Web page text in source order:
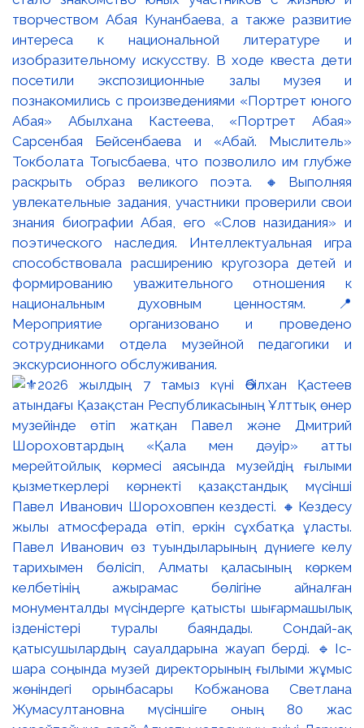
творчеством Абая Кунанбаева, а также развитие
интереса к национальной литературе и
изобразительному искусству. В ходе квеста дети
посетили экспозиционные залы музея и
познакомились с произведениями «Портрет юного
Абая» Абылхана Кастеева, «Портрет Абая»
Сарсенбая Бейсенбаева и «Абай. Мыслитель»
Токболата Тогысбаева, что позволило им глубже
раскрыть образ великого поэта. 🔸Выполняя
увлекательные задания, участники проверили свои
знания биографии Абая, его «Слов назидания» и
поэтического наследия. Интеллектуальная игра
способствовала расширению кругозора детей и
формированию уважительного отношения к
национальным духовным ценностям. 📍
Мероприятие организовано и проведено
сотрудниками отдела музейной педагогики и
экскурсионного обслуживания.